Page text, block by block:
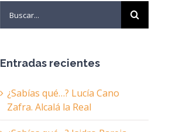
for:
Entradas recientes
¿Sabías qué…? Lucía Cano
Zafra. Alcalá la Real